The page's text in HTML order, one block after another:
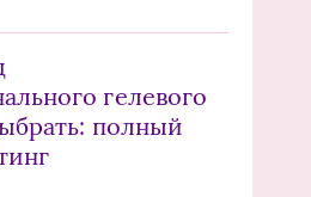
гелевого
полный